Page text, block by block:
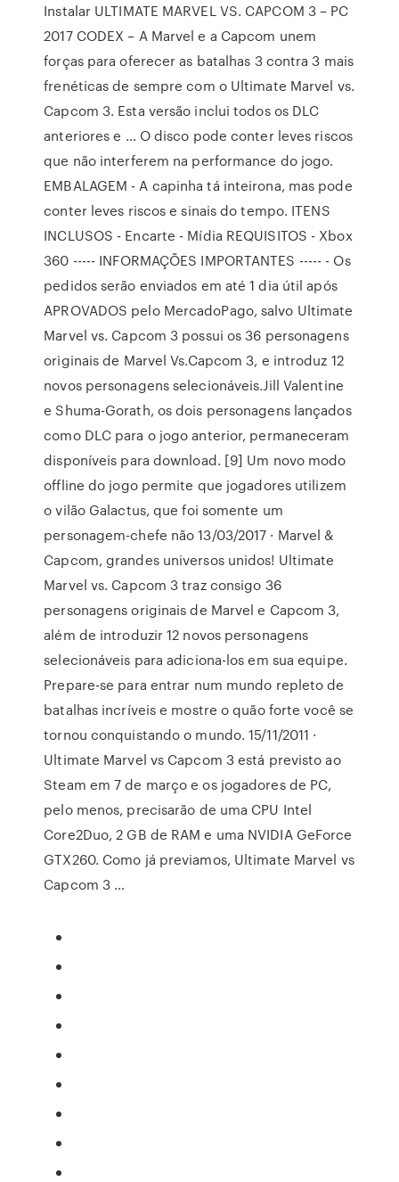
Instalar ULTIMATE MARVEL VS. CAPCOM 3 – PC
2017 CODEX – A Marvel e a Capcom unem
forças para oferecer as batalhas 3 contra 3 mais
frenéticas de sempre com o Ultimate Marvel vs.
Capcom 3. Esta versão inclui todos os DLC
anteriores e … O disco pode conter leves riscos
que não interferem na performance do jogo.
EMBALAGEM - A capinha tá inteirona, mas pode
conter leves riscos e sinais do tempo. ITENS
INCLUSOS - Encarte - Mídia REQUISITOS - Xbox
360 ----- INFORMAÇÕES IMPORTANTES ----- - Os
pedidos serão enviados em até 1 dia útil após
APROVADOS pelo MercadoPago, salvo Ultimate
Marvel vs. Capcom 3 possui os 36 personagens
originais de Marvel Vs.Capcom 3, e introduz 12
novos personagens selecionáveis.Jill Valentine
e Shuma-Gorath, os dois personagens lançados
como DLC para o jogo anterior, permaneceram
disponíveis para download. [9] Um novo modo
offline do jogo permite que jogadores utilizem
o vilão Galactus, que foi somente um
personagem-chefe não 13/03/2017 · Marvel &
Capcom, grandes universos unidos! Ultimate
Marvel vs. Capcom 3 traz consigo 36
personagens originais de Marvel e Capcom 3,
além de introduzir 12 novos personagens
selecionáveis para adiciona-los em sua equipe.
Prepare-se para entrar num mundo repleto de
batalhas incríveis e mostre o quão forte você se
tornou conquistando o mundo. 15/11/2011 ·
Ultimate Marvel vs Capcom 3 está previsto ao
Steam em 7 de março e os jogadores de PC,
pelo menos, precisarão de uma CPU Intel
Core2Duo, 2 GB de RAM e uma NVIDIA GeForce
GTX260. Como já previamos, Ultimate Marvel vs
Capcom 3 …